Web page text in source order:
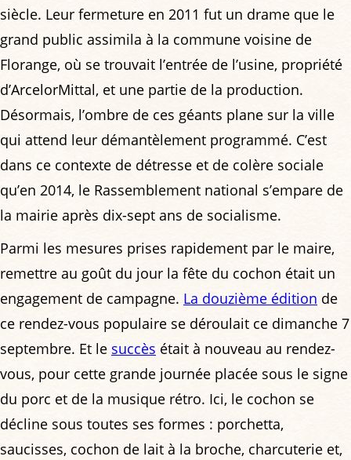
siècle. Leur fermeture en 2011 fut un drame que le
grand public assimila à la commune voisine de
Florange, où se trouvait l’entrée de l’usine, propriété
d’ArcelorMittal, et une partie de la production.
Désormais, l’ombre de ces géants plane sur la ville
qui attend leur démantèlement programmé. C’est
dans ce contexte de détresse et de colère sociale
qu’en 2014, le Rassemblement national s’empare de
la mairie après dix-sept ans de socialisme.
Parmi les mesures prises rapidement par le maire,
remettre au goût du jour la fête du cochon était un
engagement de campagne. La douzième édition de
ce rendez-vous populaire se déroulait ce dimanche 7
septembre. Et le succès était à nouveau au rendez-
vous, pour cette grande journée placée sous le signe
du porc et de la musique rétro. Ici, le cochon se
décline sous toutes ses formes : porchetta,
saucisses, cochon de lait à la broche, charcuterie et,